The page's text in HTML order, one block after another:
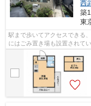
西
築
東
駅まで歩いてアクセスできる
にはごみ置き場も設置されて
な生活をおくりましょう。2路